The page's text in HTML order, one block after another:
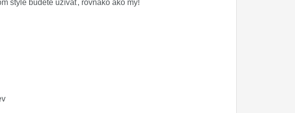
štýle budete užívať, rovnako ako my!